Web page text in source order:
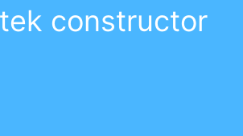
constructor